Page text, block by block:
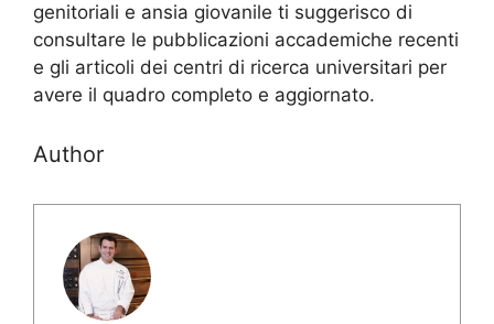
genitoriali e ansia giovanile ti suggerisco di
consultare le pubblicazioni accademiche recenti
e gli articoli dei centri di ricerca universitari per
avere il quadro completo e aggiornato.
Author